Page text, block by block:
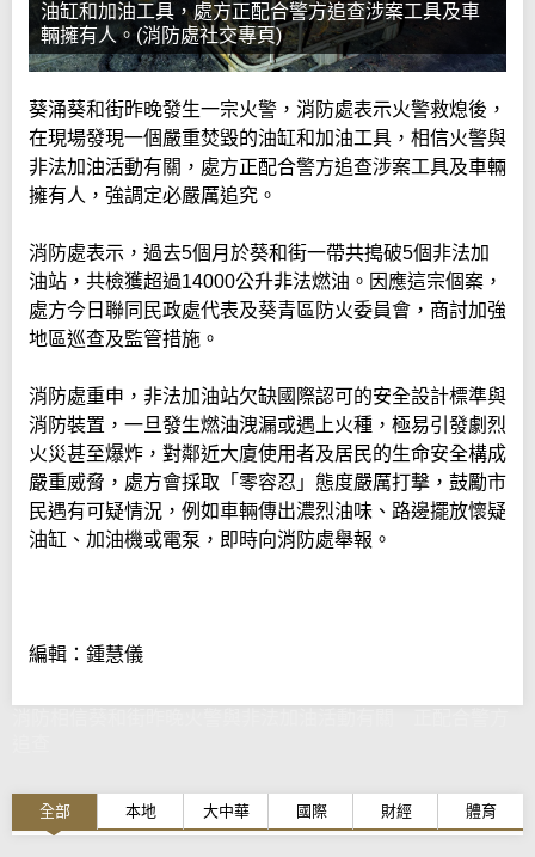
油缸和加油工具，處方正配合警方追查涉案工具及車
輛擁有人。(消防處社交專頁)
葵涌葵和街昨晚發生一宗火警，消防處表示火警救熄後，
在現場發現一個嚴重焚毀的油缸和加油工具，相信火警與
非法加油活動有關，處方正配合警方追查涉案工具及車輛
擁有人，強調定必嚴厲追究。
消防處表示，過去5個月於葵和街一帶共搗破5個非法加
油站，共檢獲超過14000公升非法燃油。因應這宗個案，
處方今日聯同民政處代表及葵青區防火委員會，商討加強
地區巡查及監管措施。
消防處重申，非法加油站欠缺國際認可的安全設計標準與
消防裝置，一旦發生燃油洩漏或遇上火種，極易引發劇烈
火災甚至爆炸，對鄰近大廈使用者及居民的生命安全構成
嚴重威脅，處方會採取「零容忍」態度嚴厲打撃，鼓勵市
民遇有可疑情況，例如車輛傳出濃烈油味、路邊擺放懷疑
油缸、加油機或電泵，即時向消防處舉報。
編輯：鍾慧儀
全部 本地 大中華 國際 財經 體育